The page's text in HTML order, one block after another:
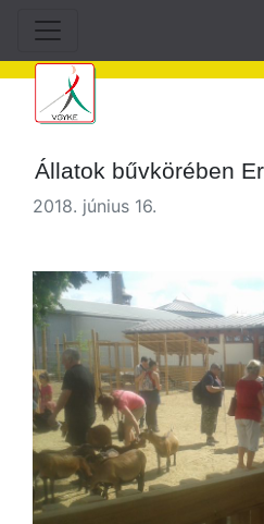
Állatok bűvkörében
2018. június 16.